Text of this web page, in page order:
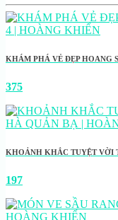
KHÁM PHÁ VẺ ĐẸP HOANG
375
KHOẢNH KHẮC TUYỆT VỜI
197